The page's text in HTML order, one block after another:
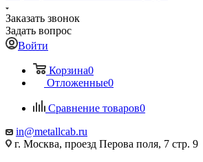
Заказать звонок
Задать вопрос
Войти
Корзина0
Отложенные0
Сравнение товаров0
in@metallcab.ru
г. Москва, проезд Перова поля, 7 стр. 9